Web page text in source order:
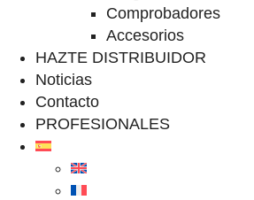
Comprobadores
Accesorios
HAZTE DISTRIBUIDOR
Noticias
Contacto
PROFESIONALES